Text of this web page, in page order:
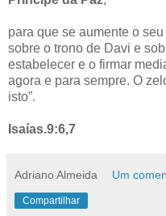
para que se aumente o
sobre o trono de Davi e
estabelecer e o firmar
agora e para sempre. O
isto”.
Isaías.9:6,7
Adriano Almeida Um
Compartilhar